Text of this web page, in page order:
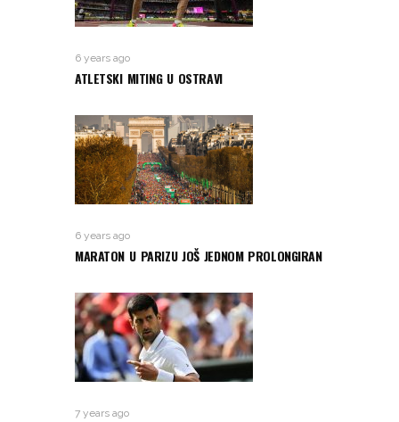
6 years ago
ATLETSKI MITING U OSTRAVI
6 years ago
MARATON U PARIZU JOŠ JEDNOM PROLONGIRAN
7 years ago